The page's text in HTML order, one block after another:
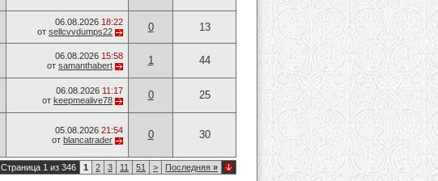
06.08.2026 18:22
от sellcvvdumps22 0 13
06.08.2026 15:58
от samanthabert 1 44
06.08.2026 11:17
от keepmealive78 0 25
05.08.2026 21:54
от blancatrader 0 30
Страница 1 из 346 1 2 3 11 51 > Последняя »